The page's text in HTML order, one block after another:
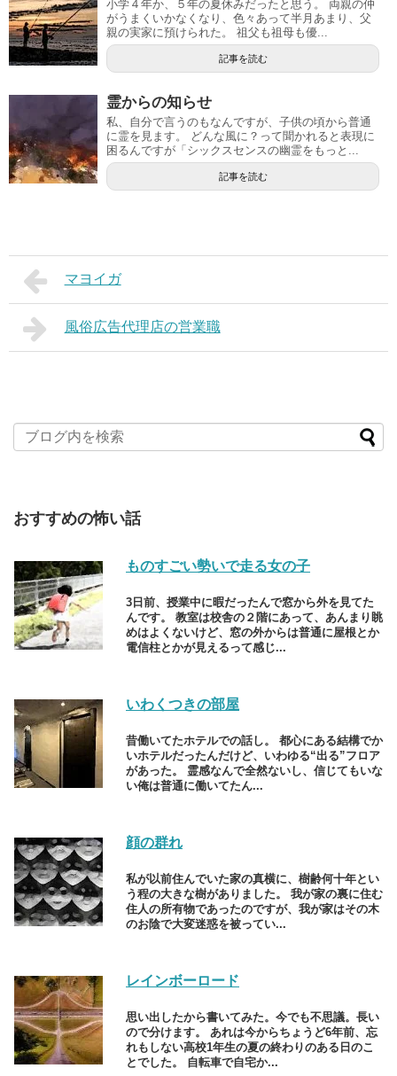
小学４年か、５年の夏休みだったと思う。 両親の仲
がうまくいかなくなり、色々あって半月あまり、父
親の実家に預けられた。 祖父も祖母も優...
記事を読む
霊からの知らせ
私、自分で言うのもなんですが、子供の頃から普通
に霊を見ます。 どんな風に？って聞かれると表現に
困るんですが「シックスセンスの幽霊をもっと...
記事を読む
マヨイガ
風俗広告代理店の営業職
おすすめの怖い話
ものすごい勢いで走る女の子
3日前、授業中に暇だったんで窓から外を見てた
んです。 教室は校舎の２階にあって、あんまり眺
めはよくないけど、窓の外からは普通に屋根とか
電信柱とかが見えるって感じ...
いわくつきの部屋
昔働いてたホテルでの話し。 都心にある結構でか
いホテルだったんだけど、いわゆる“出る”フロア
があった。 霊感なんで全然ないし、信じてもいな
い俺は普通に働いてたん...
顔の群れ
私が以前住んでいた家の真横に、樹齢何十年とい
う程の大きな樹がありました。 我が家の裏に住む
住人の所有物であったのですが、我が家はその木
のお陰で大変迷惑を被ってい...
レインボーロード
思い出したから書いてみた。今でも不思議。長い
ので分けます。 あれは今からちょうど6年前、忘
れもしない高校1年生の夏の終わりのある日のこ
とでした。 自転車で自宅か...